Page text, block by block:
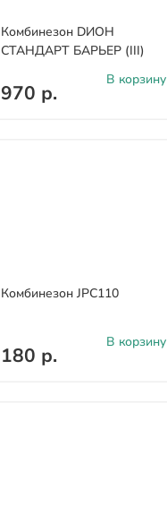
Комбинезон DИОН
СТАНДАРТ БАРЬЕР (III)
970 р.
В корзину
Комбинезон JPC110
180 р.
В корзину